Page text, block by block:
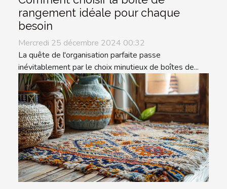
rangement idéale pour chaque
besoin
Mercredi 25 décembre 2024 00:32
La quête de l'organisation parfaite passe
inévitablement par le choix minutieux de boîtes de...